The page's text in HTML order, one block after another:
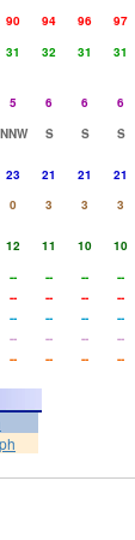
90 94 96 97
31 32 31 31
5 6 6 6
NNW S S S
23 21 21 21
0 3 3 3
12 11 10 10
-- -- -- --
-- -- -- --
-- -- -- --
-- -- -- --
-- -- -- --